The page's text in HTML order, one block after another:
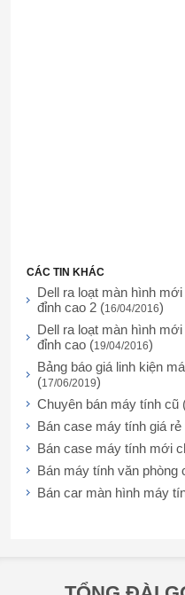
CÁC TIN KHÁC
Dell ra loạt màn hình
đỉnh cao 2 (16/04/2016)
Dell ra loạt màn hình
đỉnh cao (19/04/2016)
Bảng báo giá linh kiện
(17/06/2019)
Chuyên bán máy tính cũ
Bán case máy tính giá rẻ
Bán case máy tính mới
Bán máy tính văn phòng
Bán car màn hình máy